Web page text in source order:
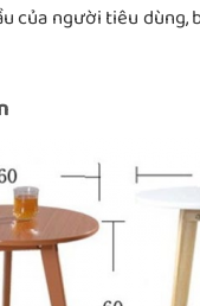
của người tiêu